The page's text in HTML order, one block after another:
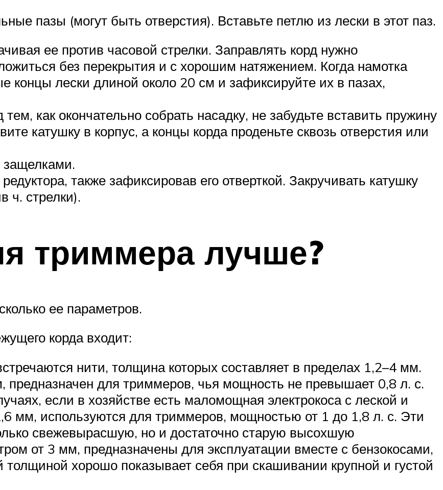
пазы (могут быть отверстия). Вставьте петлю из лески в этот паз.
ее против часовой стрелки. Заправлять корд нужно
без перекрытия и с хорошим натяжением. Когда намотка
концы лески длиной около 20 см и зафиксируйте их в пазах,
как окончательно собрать насадку, не забудьте вставить пружину
катушку в корпус, а концы корда проденьте сквозь отверстия или
защелками.
также зафиксировав его отверткой. Закручивать катушку
ч. стрелки).
триммера лучше?
ее параметров.
корда входит:
нити, толщина которых составляет в пределах 1,2–4 мм.
предназначен для триммеров, чья мощность не превышает 0,8 л. с.
если в хозяйстве есть маломощная электрокоса с леской и
мм, используются для триммеров, мощностью от 1 до 1,8 л. с. Эти
свежевырасшую, но и достаточно старую высохшую
от 3 мм, предназначены для эксплуатации вместе с бензокосами,
хорошо показывает себя при скашивании крупной и густой